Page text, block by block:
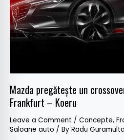
Mazda pregăteşte un
Frankfurt – Koeru
Leave a Comment / Concepte,
Saloane auto / By Radu Guramulta
pentru
Frankfurt
–